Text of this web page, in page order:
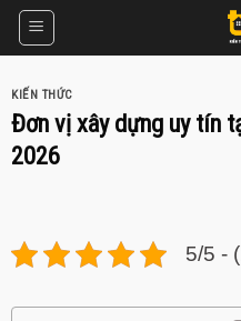
Skip
KIẾN THỨC
Đơn vị xây dựng uy tín
2026
5/5 -